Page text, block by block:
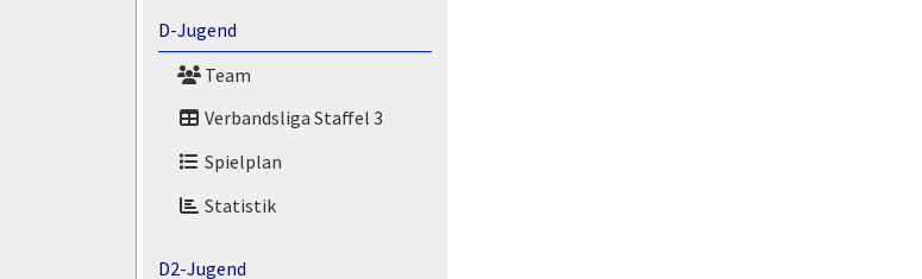
D-Jugend
Team
Verbandsliga Staffel 3
Spielplan
Statistik
D2-Jugend